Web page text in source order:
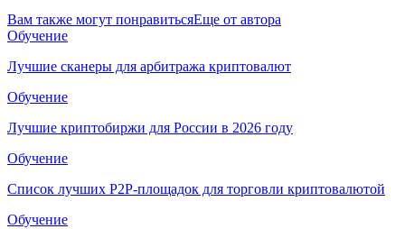
Вам также могут понравитьсяЕще от автора
Обучение
Лучшие сканеры для арбитража криптовалют
Обучение
Лучшие криптобиржи для России в 2026 году
Обучение
Список лучших P2P-площадок для торговли криптовалютой
Обучение